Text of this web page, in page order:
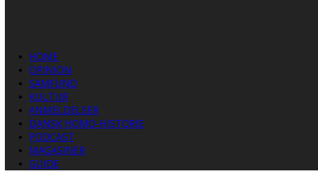
HOME
OPINION
SAMFUND
KULTUR
ANMELDELSER
DANSK HOMO-HISTORIE
PODCAST
MAGASINER
GUIDE